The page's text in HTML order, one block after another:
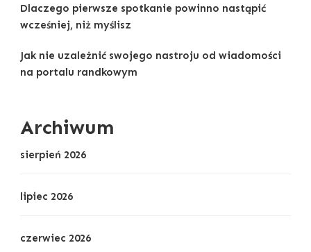
Dlaczego pierwsze spotkanie powinno nastąpić
wcześniej, niż myślisz
Jak nie uzależnić swojego nastroju od wiadomości
na portalu randkowym
Archiwum
sierpień 2026
lipiec 2026
czerwiec 2026